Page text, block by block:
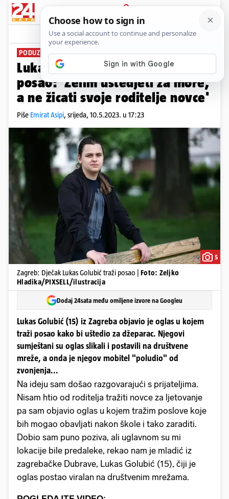
PRIJAVA
News Komentari
PODUZETNI MLADIĆ
Lukas (15) objavio oglas da traži
posao: 'Želim uštedjeti za more,
a ne žicati svoje roditelje novce'
Piše Emirat Asipi, srijeda, 10.5.2023. u 17:23
5
Zagreb: Dječak Lukas Golubić traži posao | Foto: Zeljko
Hladika/PIXSELL/ilustracija
Dodaj 24sata među omiljene izvore na Googleu
Lukas Golubić (15) iz Zagreba objavio je oglas u kojem
traži posao kako bi uštedio za džeparac. Njegovi
sumještani su oglas slikali i postavili na društvene
mreže, a onda je njegov mobitel "poludio" od
zvonjenja...
Na ideju sam došao razgovarajući s prijateljima.
Nisam htio od roditelja tražiti novce za ljetovanje
pa sam objavio oglas u kojem tražim poslove koje
bih mogao obavljati nakon škole i tako zaraditi.
Dobio sam puno poziva, ali uglavnom su mi
lokacije bile predaleke, rekao nam je mladić iz
zagrebačke Dubrave, Lukas Golubić (15), čiji je
oglas postao viralan na društvenim mrežama.